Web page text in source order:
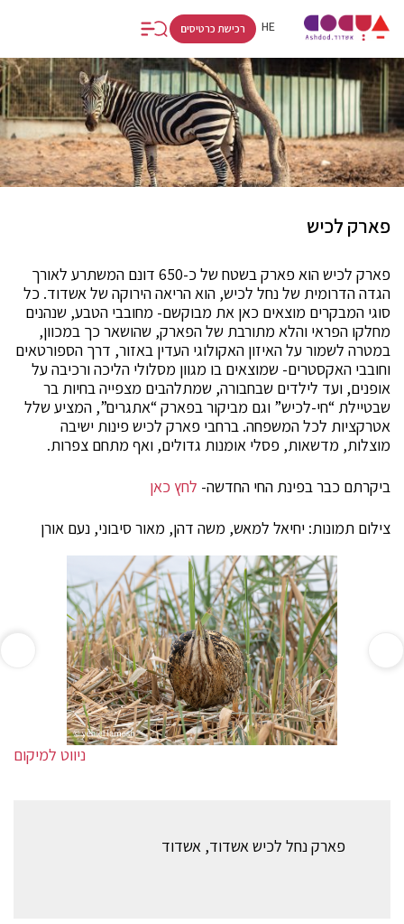
HE
RU
רכישת כרטיסים
פארק לכיש
פארק לכיש הוא פארק בשטח של כ-650 דונם המשתרע לאורך
הגדה הדרומית של נחל לכיש, הוא הריאה הירוקה של אשדוד. כל
סוגי המבקרים מוצאים כאן את מבוקשם- מחובבי הטבע, שנהנים
מחלקו הפראי והלא מתורבת של הפארק, שהושאר כך במכוון,
במטרה לשמור על האיזון האקולוגי העדין באזור, דרך הספורטאים
וחובבי האקסטרים- שמוצאים בו מגוון מסלולי הליכה ורכיבה על
אופנים, ועד לילדים שבחבורה, שמתלהבים מצפייה בחיות בר
שבטיילת “חי-לכיש” וגם מביקור בפארק “אתגרים”, המציע שלל
אטרקציות לכל המשפחה. ברחבי פארק לכיש פינות ישיבה
מוצלות, מדשאות, פסלי אומנות גדולים, ואף מתחם צפרות.
ביקרתם כבר בפינת החי החדשה- לחץ כאן
צילום תמונות: יחיאל למאש, משה דהן, מאור סיבוני, נעם אורן
ניווט למיקום
פארק נחל לכיש אשדוד, אשדוד